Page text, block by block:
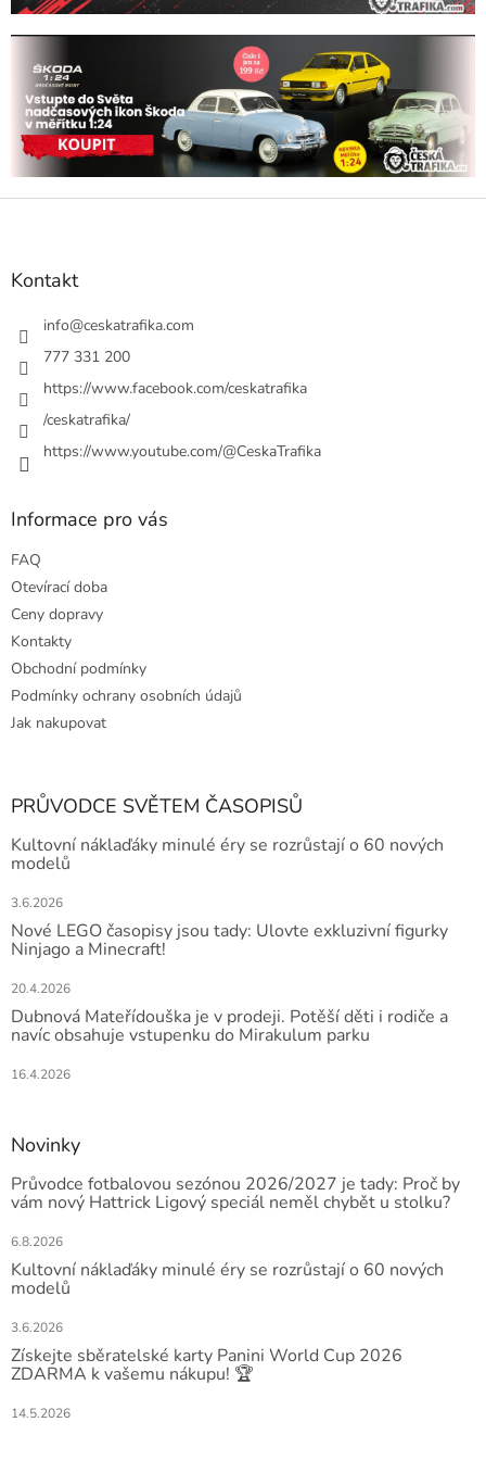
Z
Kontakt
info@ceskatrafika.com
777 331 200
https://www.facebook.com/ceskatrafika
/ceskatrafika/
https://www.youtube.com/@CeskaTrafika
Informace pro vás
FAQ
Otevírací doba
Ceny dopravy
Kontakty
Obchodní podmínky
Podmínky ochrany osobních údajů
Jak nakupovat
PRŮVODCE SVĚTEM ČASOPISŮ
Kultovní náklaďáky minulé éry se rozrůstají o 60 nových
modelů
3.6.2026
Nové LEGO časopisy jsou tady: Ulovte exkluzivní figurky
Ninjago a Minecraft!
20.4.2026
Dubnová Mateřídouška je v prodeji. Potěší děti i rodiče a
navíc obsahuje vstupenku do Mirakulum parku
16.4.2026
Novinky
Průvodce fotbalovou sezónou 2026/2027 je tady: Proč by
vám nový Hattrick Ligový speciál neměl chybět u stolku?
6.8.2026
Kultovní náklaďáky minulé éry se rozrůstají o 60 nových
modelů
3.6.2026
Získejte sběratelské karty Panini World Cup 2026
ZDARMA k vašemu nákupu! 🏆
14.5.2026